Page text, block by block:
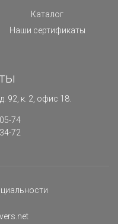
Каталог
Наши сертификаты
92, к. 2, офис 18.
74
72